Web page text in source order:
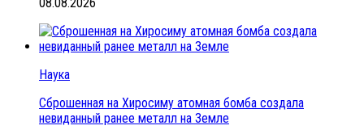
Наука
Сброшенная на Хиросиму атомная бомба создала
невиданный ранее металл на Земле